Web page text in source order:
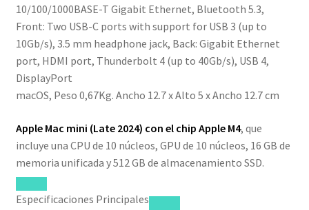
10/100/1000BASE-T Gigabit Ethernet, Bluetooth 5.3,
Front: Two USB-C ports with support for USB 3 (up to
10Gb/s), 3.5 mm headphone jack, Back: Gigabit Ethernet
port, HDMI port, Thunderbolt 4 (up to 40Gb/s), USB 4,
DisplayPort
macOS, Peso 0,67Kg. Ancho 12.7 x Alto 5 x Ancho 12.7 cm
Apple Mac mini (Late 2024) con el chip Apple M4, que
incluye una CPU de 10 núcleos, GPU de 10 núcleos, 16 GB de
memoria unificada y 512 GB de almacenamiento SSD.
Especificaciones Principales